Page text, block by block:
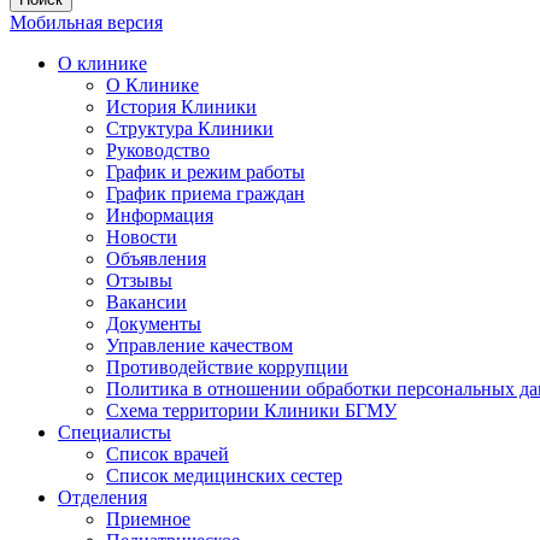
Мобильная версия
О клинике
О Клинике
История Клиники
Структура Клиники
Руководство
График и режим работы
График приема граждан
Информация
Новости
Объявления
Отзывы
Вакансии
Документы
Управление качеством
Противодействие коррупции
Политика в отношении обработки персональных
Схема территории Клиники БГМУ
Специалисты
Список врачей
Список медицинских сестер
Отделения
Приемное